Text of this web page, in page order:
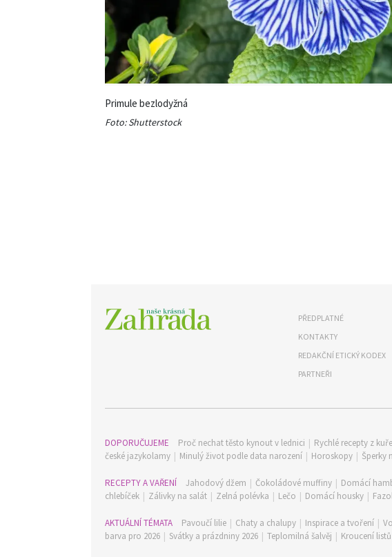
Růže
VIDEA VOLNÝ ČAS
Primule bezlodyžná
Foto: Shutterstock
PŘEDPLATNÉ
KONTAKTY
REDAKČNÍ ETICKÝ KODEX
PARTNEŘI
DOPORUČUJEME Proč nechat těsto kynout v lednici | Rychlé recepty z
české jazykolamy | Minulý život podle data narození | Horoskopy | Šperky
RECEPTY A VAŘENÍ Jahodový džem | Čokoládové muffiny | Domácí
chlebíček | Zálivky na salát | Zelná polévka | Lečo | Domácí housky |
AKTUÁLNÍ TÉMATA Pavoučí lilie | Chaty a chalupy | Inspirace a tvoření |
barva pro 2026 | Svátky a prázdniny 2026 | Teplomilná šalvěj | Kroucení